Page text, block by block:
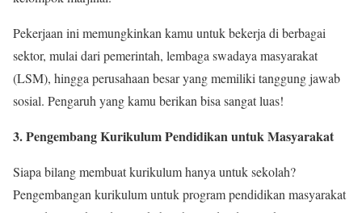
Pekerjaan ini memungkinkan kamu untuk bekerja di berbagai
sektor, mulai dari pemerintah, lembaga swadaya masyarakat
(LSM), hingga perusahaan besar yang memiliki tanggung jawab
sosial. Pengaruh yang kamu berikan bisa sangat luas!
3. Pengembang Kurikulum Pendidikan untuk Masyarakat
Siapa bilang membuat kurikulum hanya untuk sekolah?
Pengembangan kurikulum untuk program pendidikan masyarakat